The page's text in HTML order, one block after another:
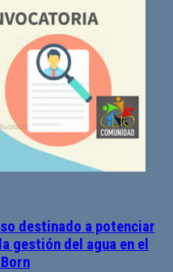
destinado a potenciar
gestión del agua en el